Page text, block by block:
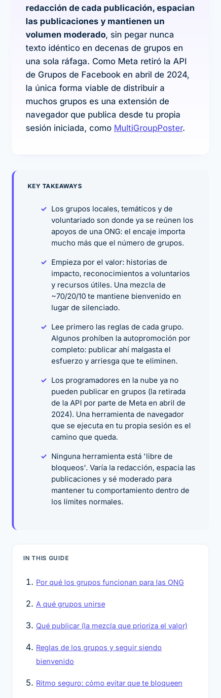
redacción de cada publicación, espacian
las publicaciones y mantienen un
volumen moderado, sin pegar nunca
texto idéntico en decenas de grupos en
una sola ráfaga. Como Meta retiró la API
de Grupos de Facebook en abril de 2024,
la única forma viable de distribuir a
muchos grupos es una extensión de
navegador que publica desde tu propia
sesión iniciada, como MultiGroupPoster.
KEY TAKEAWAYS
Los grupos locales, temáticos y de
voluntariado son donde ya se reúnen los
apoyos de una ONG: el encaje importa
mucho más que el número de grupos.
Empieza por el valor: historias de
impacto, reconocimientos a voluntarios
y recursos útiles. Una mezcla de
~70/20/10 te mantiene bienvenido en
lugar de silenciado.
Lee primero las reglas de cada grupo.
Algunos prohíben la autopromoción por
completo: publicar ahí malgasta el
esfuerzo y arriesga que te eliminen.
Los programadores en la nube ya no
pueden publicar en grupos (la retirada
de la API por parte de Meta en abril de
2024). Una herramienta de navegador
que se ejecuta en tu propia sesión es el
camino que queda.
Ninguna herramienta está 'libre de
bloqueos'. Varía la redacción, espacia las
publicaciones y sé moderado para
mantener tu comportamiento dentro de
los límites normales.
IN THIS GUIDE
Por qué los grupos funcionan para las ONG
A qué grupos unirse
Qué publicar (la mezcla que prioriza el valor)
Reglas de los grupos y seguir siendo
bienvenido
Ritmo seguro: cómo evitar que te bloqueen